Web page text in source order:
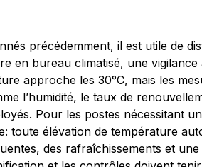
précédemment, il est utile de
en bureau climatisé, une
approche les 30°C, mais les
l’humidité, le taux de
Pour les postes nécessitant
toute élévation de température
des rafraîchissements et